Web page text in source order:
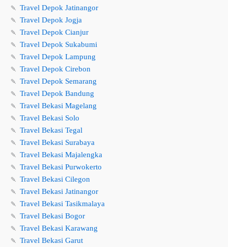
🍡 Travel Depok Jatinangor
🍡 Travel Depok Jogja
🍡 Travel Depok Cianjur
🍡 Travel Depok Sukabumi
🍡 Travel Depok Lampung
🍡 Travel Depok Cirebon
🍡 Travel Depok Semarang
🍡 Travel Depok Bandung
🍡 Travel Bekasi Magelang
🍡 Travel Bekasi Solo
🍡 Travel Bekasi Tegal
🍡 Travel Bekasi Surabaya
🍡 Travel Bekasi Majalengka
🍡 Travel Bekasi Purwokerto
🍡 Travel Bekasi Cilegon
🍡 Travel Bekasi Jatinangor
🍡 Travel Bekasi Tasikmalaya
🍡 Travel Bekasi Bogor
🍡 Travel Bekasi Karawang
🍡 Travel Bekasi Garut